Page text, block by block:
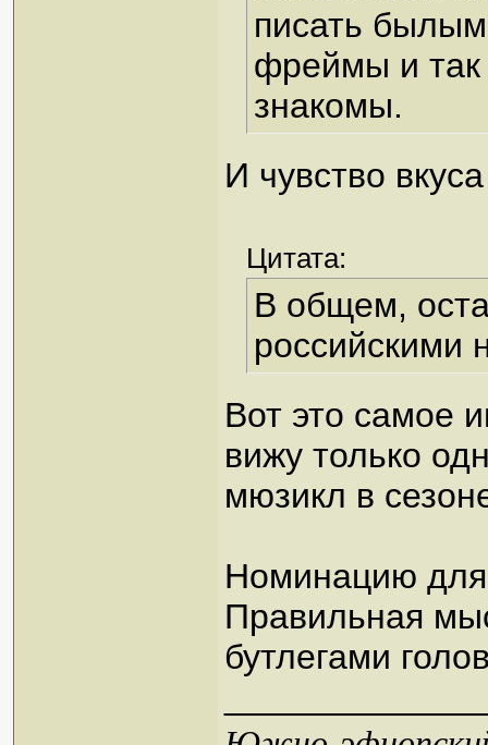
писать
фреймы и так
знакомы.
И чувство
Цитата:
В общем,
российскими
Вот это самое
вижу только
мюзикл в
Номинацию
Правильная
бутлегами